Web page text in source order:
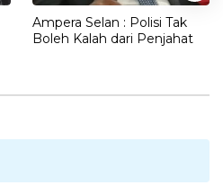
Ampera Selan : Polisi Tak
Boleh Kalah dari Penjahat